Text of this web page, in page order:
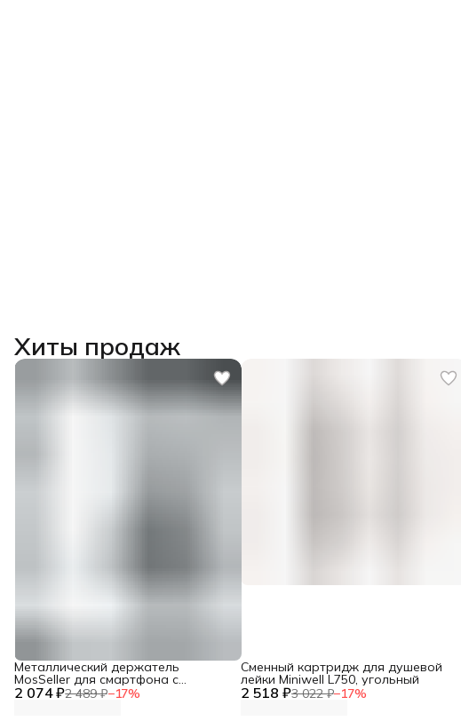
Хиты продаж
2 074 ₽2 489 ₽−17%
Металлический держатель
MosSeller для смартфона с
поддержкой MagSafe, темно-серый 2 518 ₽3 022 ₽−17%
Сменный картридж для душевой
лейки Miniwell L750, угольный